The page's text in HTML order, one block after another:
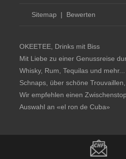
Sitemap | Bewerten
OKEETEE, Drinks mit Biss
Mit Liebe zu einer Genussreise
Whisky, Rum, Tequilas und
Schnaps, über schöne
Wir empfehlen einen
Auswahl an «el ron de Cuba»